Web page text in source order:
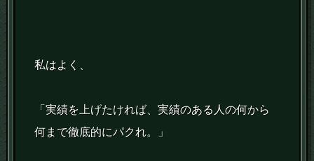
私はよく、
「実績を上げたければ、実績のある人の何から
何まで徹底的にパクれ。」